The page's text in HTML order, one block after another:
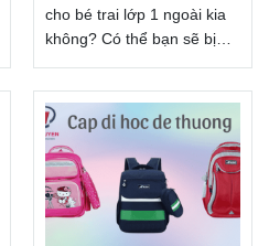
cho bé trai lớp 1 ngoài kia
không? Có thể bạn sẽ bị
màu họa tiết hoạt hình cho
con trai của mình, nhưng
bạn có chắc nó sẽ giữ được
cho đến mùa tựu trường
tiếp theo không? Bài viết
này sẽ cung cấp cho bạn
các mẹo bạn cần cân nhắc